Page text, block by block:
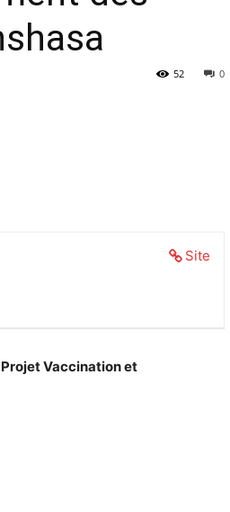
0
52
Site
Vaccination et